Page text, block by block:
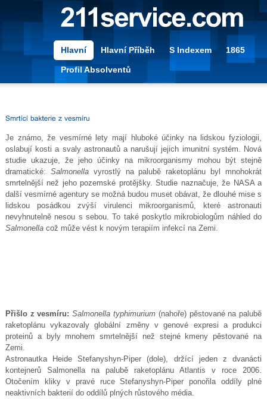
Hlavní Hlavní Příběh S Indexem 1865
Profil Absolventů
Je známo, že vesmírné lety mají hluboké účinky na lidskou fyziologii,
oslabují kosti a svaly astronautů a narušují jejich imunitní systém. Nová
studie ukazuje, že jeho účinky na mikroorganismy mohou být stejně
dramatické: Salmonellavyrostlý na palubě raketoplánu byl mnohokrát
smrtelnější než jeho pozemské protějšky. Studie naznačuje, že NASA a
další vesmírné agentury se možná budou muset obávat, že dlouhé mise s
lidskou posádkou zvýší virulenci mikroorganismů, které astronauti
nevyhnutelně nesou s sebou. To také poskytlo mikrobiologům náhled do
Salmonellacož může vést k novým terapiím infekcí na Zemi.
Přišlo z vesmíru: Salmonella typhimurium (nahoře) pěstované na palubě
raketoplánu vykazovaly globální změny v genové expresi a produkci
proteinů a byly mnohem smrtelnější než stejné kmeny pěstované na
Zemi.
Astronautka Heide Stefanyshyn-Piper (dole), držící jeden z dvanácti
kontejnerů Salmonella na palubě raketoplánu Atlantis v roce 2006.
Otočením kliky v pravé ruce Stefanyshyn-Piper ponořila oddíly plné
neaktivních bakterií do oddílů plných růstového média.